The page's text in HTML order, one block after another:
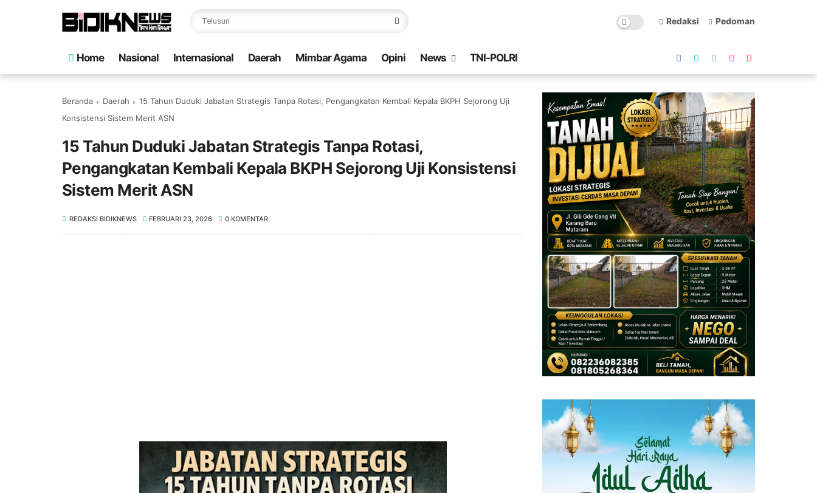
Redaksi Pedoman
Home Nasional Internasional Daerah Mimbar Agama Opini News TNI-POLRI
Beranda Daerah
15 Tahun Duduki Jabatan Strategis Tanpa Rotasi, Pengangkatan Kembali Kepala BKPH Sejorong Uji
Konsistensi Sistem Merit ASN ‎
15 Tahun Duduki Jabatan Strategis Tanpa Rotasi,
Pengangkatan Kembali Kepala BKPH Sejorong Uji Konsistensi
Sistem Merit ASN ‎
REDAKSI BIDIKNEWS FEBRUARI 23, 2026 0 KOMENTAR